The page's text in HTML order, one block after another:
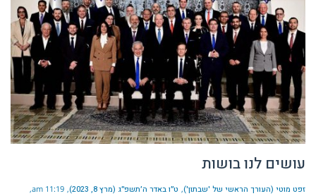
עושים לנו בושות
זפט מוטי (העורך הראשי של 'שבתון') ט״ו באדר ה׳תשפ״ג (מרץ 8, 2023) 11:19 am